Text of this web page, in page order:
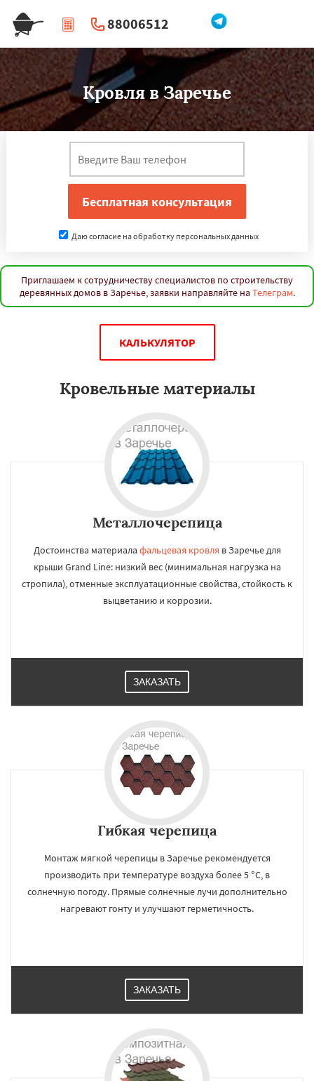
88006512
| Перезвоните мне
Кровля в Заречье
Даю согласие на обработку персональных данных
Приглашаем к сотрудничеству специалистов по строительству
деревянных домов в Заречье, заявки направляйте на Телеграм.
КАЛЬКУЛЯТОР
Кровельные материалы
Металлочерепица
Достоинства материала фальцевая кровля в Заречье для
крыши Grand Line: низкий вес (минимальная нагрузка на
стропила), отменные эксплуатационные свойства, стойкость к
выцветанию и коррозии.
ЗАКАЗАТЬ
Гибкая черепица
Монтаж мягкой черепицы в Заречье рекомендуется
производить при температуре воздуха более 5 °C, в
солнечную погоду. Прямые солнечные лучи дополнительно
нагревают гонту и улучшают герметичность.
ЗАКАЗАТЬ